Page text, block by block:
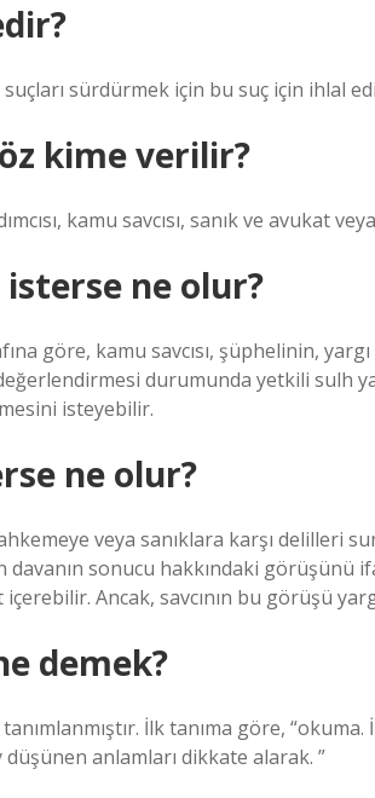
sürdürmek için bu suç için ihlal
kime verilir?
kamu savcısı, sanık ve avukat
ne olur?
göre, kamu savcısı, şüphelinin,
durumunda yetkili sulh
isteyebilir.
ne olur?
veya sanıklara karşı delilleri
davanın sonucu hakkındaki görüşünü
Ancak, savcının bu görüşü
demek?
İlk tanıma göre, “okuma.
anlamları dikkate alarak. ”